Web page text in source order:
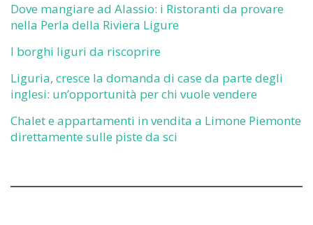
Dove mangiare ad Alassio: i Ristoranti da provare
nella Perla della Riviera Ligure
I borghi liguri da riscoprire
Liguria, cresce la domanda di case da parte degli
inglesi: un’opportunità per chi vuole vendere
Chalet e appartamenti in vendita a Limone Piemonte
direttamente sulle piste da sci